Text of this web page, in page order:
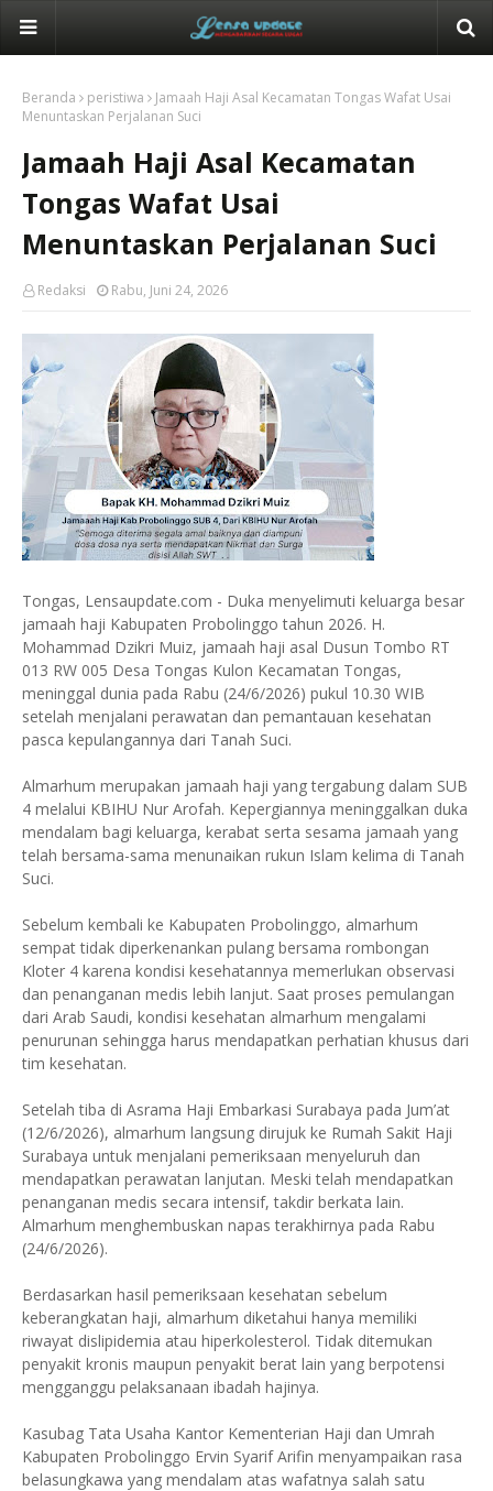
Beranda peristiwa
Jamaah Haji Asal Kecamatan Tongas Wafat Usai
Menuntaskan Perjalanan Suci
Jamaah Haji Asal Kecamatan
Tongas Wafat Usai
Menuntaskan Perjalanan Suci
Redaksi Rabu, Juni 24, 2026
Tongas, Lensaupdate.com - Duka menyelimuti keluarga besar
jamaah haji Kabupaten Probolinggo tahun 2026. H.
Mohammad Dzikri Muiz, jamaah haji asal Dusun Tombo RT
013 RW 005 Desa Tongas Kulon Kecamatan Tongas,
meninggal dunia pada Rabu (24/6/2026) pukul 10.30 WIB
setelah menjalani perawatan dan pemantauan kesehatan
pasca kepulangannya dari Tanah Suci.
Almarhum merupakan jamaah haji yang tergabung dalam SUB
4 melalui KBIHU Nur Arofah. Kepergiannya meninggalkan duka
mendalam bagi keluarga, kerabat serta sesama jamaah yang
telah bersama-sama menunaikan rukun Islam kelima di Tanah
Suci.
Sebelum kembali ke Kabupaten Probolinggo, almarhum
sempat tidak diperkenankan pulang bersama rombongan
Kloter 4 karena kondisi kesehatannya memerlukan observasi
dan penanganan medis lebih lanjut. Saat proses pemulangan
dari Arab Saudi, kondisi kesehatan almarhum mengalami
penurunan sehingga harus mendapatkan perhatian khusus dari
tim kesehatan.
Setelah tiba di Asrama Haji Embarkasi Surabaya pada Jum’at
(12/6/2026), almarhum langsung dirujuk ke Rumah Sakit Haji
Surabaya untuk menjalani pemeriksaan menyeluruh dan
mendapatkan perawatan lanjutan. Meski telah mendapatkan
penanganan medis secara intensif, takdir berkata lain.
Almarhum menghembuskan napas terakhirnya pada Rabu
(24/6/2026).
Berdasarkan hasil pemeriksaan kesehatan sebelum
keberangkatan haji, almarhum diketahui hanya memiliki
riwayat dislipidemia atau hiperkolesterol. Tidak ditemukan
penyakit kronis maupun penyakit berat lain yang berpotensi
mengganggu pelaksanaan ibadah hajinya.
Kasubag Tata Usaha Kantor Kementerian Haji dan Umrah
Kabupaten Probolinggo Ervin Syarif Arifin menyampaikan rasa
belasungkawa yang mendalam atas wafatnya salah satu